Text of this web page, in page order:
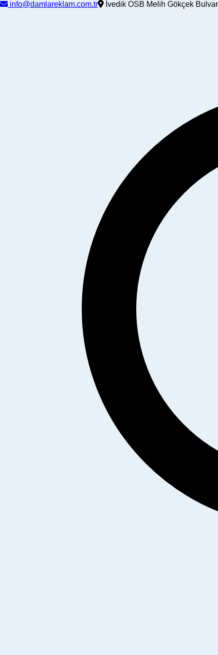
info@damlareklam.com.tr İvedik OSB Melih Gökçek